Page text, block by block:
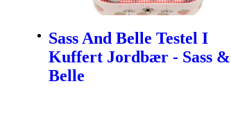
Sass And Belle Testel I
Kuffert Jordbær - Sass &
Belle